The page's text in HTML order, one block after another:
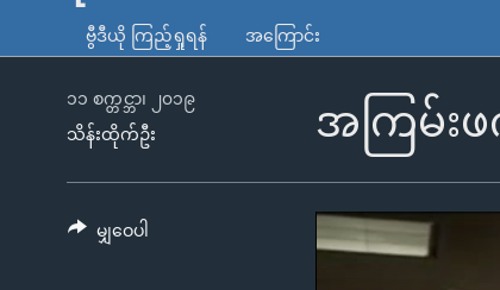
သည့်
ကမ္ဘာ့သတင်းများ
နိုင်ငံတကာ
အမေရိကန်
တရုတ်
အစ္စရေး-ပါလက်စတိုင်း
သတင်းလွတ်လပ်ခွင့်
ရပ်ဝန်းတခု လမ်းတခု အလွန်
အင်္ဂလိပ်စာလေ့လာမယ်
လာ
ဗွီဒီယို ကြည့်ရှုရန် အကြောင်း
အကြမ်း
၁၁ စက္တင္ဘာ၊ ၂၀၁၉
သိန်းထိုက်ဦး
မျှဝေပါ